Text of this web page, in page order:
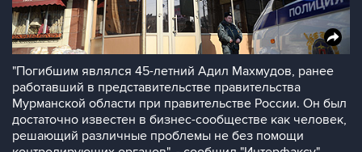
"Погибшим являлся 45-летний Адил Махмудов, ранее
работавший в представительстве правительства
Мурманской области при правительстве России. Он был
достаточно известен в бизнес-сообществе как человек,
решающий различные проблемы не без помощи